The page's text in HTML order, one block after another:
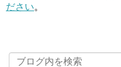
ださい。